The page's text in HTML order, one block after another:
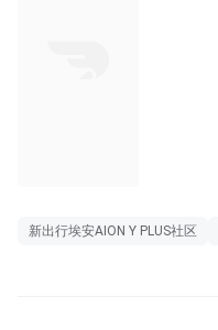
新出行埃安AION Y PLUS社区